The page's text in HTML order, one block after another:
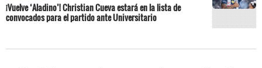
¡Vuelve ‘Aladino’! Christian Cueva estará en la lista de
convocados para el partido ante Universitario